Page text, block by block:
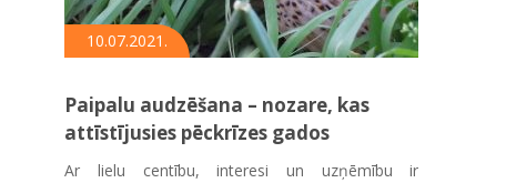
10.07.2021.
Paipalu audzēšana – nozare, kas
attīstījusies pēckrīzes gados
Ar lielu centību, interesi un uzņēmību ir